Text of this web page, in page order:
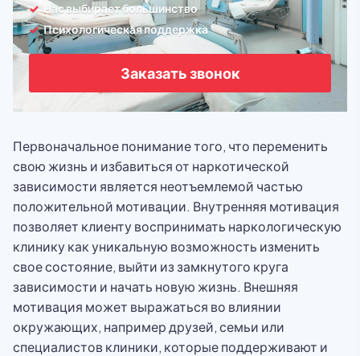
Нас выбирает большинство
Психологическая поддержка
Заказать звонок
Первоначальное понимание того, что переменить
свою жизнь и избавиться от наркотической
зависимости является неотъемлемой частью
положительной мотивации. Внутренняя мотивация
позволяет клиенту воспринимать наркологическую
клинику как уникальную возможность изменить
свое состояние, выйти из замкнутого круга
зависимости и начать новую жизнь. Внешняя
мотивация может выражаться во влиянии
окружающих, например друзей, семьи или
специалистов клиники, которые поддерживают и